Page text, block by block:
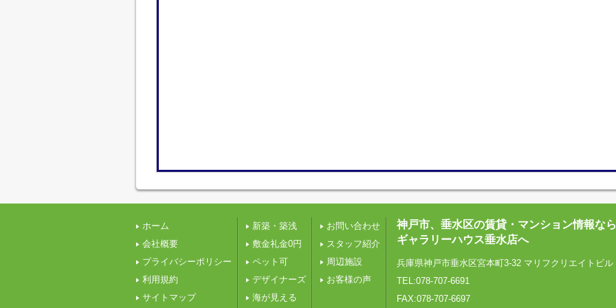
ホーム
会社概要
プライバシーポリシー
利用規約
サイトマップ
新築・築浅
敷金礼金0円
ペット可
デザイナーズ
海が見える
お問い合わせ
スタッフ紹介
周辺施設
お客様の声
神戸市、垂水区の賃貸・マンション情報なら
ギャラリーハウス垂水店へ
兵庫県神戸市垂水区宮本町3-32 マリフクリエイトビル
TEL:078-707-6691
FAX:078-707-6697